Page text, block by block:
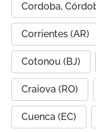
Cordoba,
Corrientes (AR)
Cotonou (BJ)
Craiova (RO)
Cuenca (EC)